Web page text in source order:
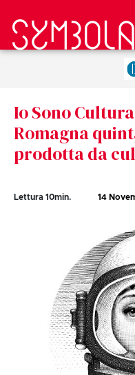
Io Sono
Romagna
prodotta da
Lettura 10min. 14